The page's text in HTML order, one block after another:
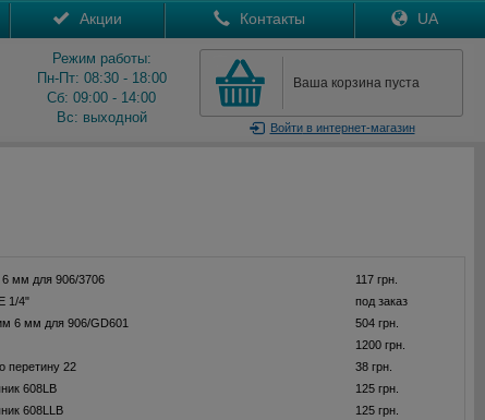
Акции Контакты UA
Режим работы:
Пн-Пт: 08:30 - 18:00
Сб: 09:00 - 14:00
Вс: выходной
Ваша корзина пуста
Войтив интернет-магазин
6 мм для 906/3706
117 грн.
1/4"
под заказ
6 мм для 906/GD601
504 грн.
1200 грн.
перетину 22
38 грн.
608LB
125 грн.
608LLB
125 грн.